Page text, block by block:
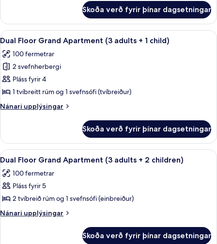
adults)
Floor
Grand
Apartment
adults)
Skoða verð fyrir þínar dagsetningar
Skoða
allar
myndir
fyrir
Dual
Floor
Grand
Apartment
adults
1
child)
Ofnæmisprófaður sængurfatnaður,
19
Dual Floor Grand Apartment (3 adults + 1 child)
100 fermetrar
2 svefnherbergi
Pláss fyrir 4
1 tvíbreitt rúm og 1 svefnsófi (tvíbreiður)
Nánari upplýsingar
Nánari
Floor
Grand
Apartment
adults
+
child)
Skoða verð fyrir þínar dagsetningar
Skoða
allar
myndir
fyrir
Dual
Floor
Ofnæmisprófaður sængurfatnaður,
19
Dual Floor Grand Apartment (3 adults + 2 children)
100 fermetrar
Pláss fyrir 5
2 tvíbreið rúm og 1 svefnsófi (einbreiður)
Nánari upplýsingar
Nánari
Skoða verð fyrir þínar dagsetningar